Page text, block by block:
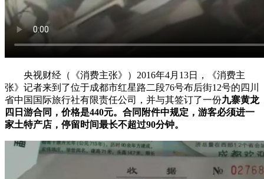
央视财经（《消费主张》）2016年4月13日，《消费主
张》记者来到了位于成都市红星路二段76号布后街12号的四川
省中国国际旅行社有限责任公司，并与其签订了一份九寨黄龙
四日游合同，价格是440元。合同附件中规定，游客必须进一
家土特产店，停留时间最长不超过90分钟。